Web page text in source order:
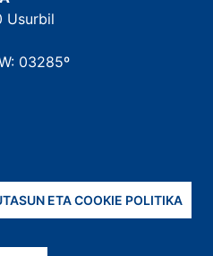
Usurbil
03285º
ETA COOKIE POLITIKA